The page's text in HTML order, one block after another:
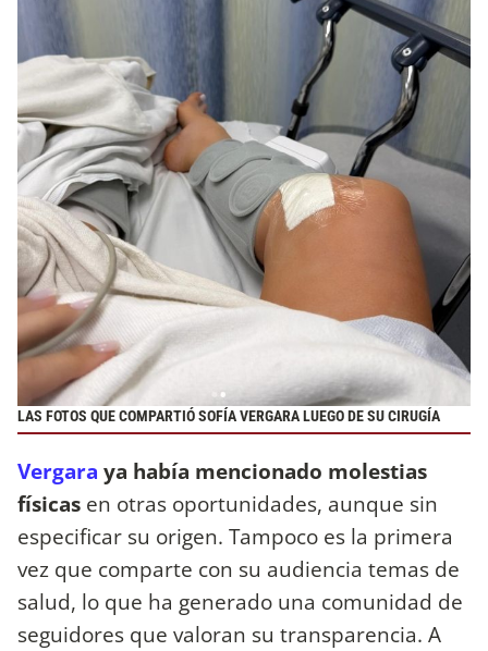
LAS FOTOS QUE COMPARTIÓ SOFÍA VERGARA LUEGO DE SU CIRUGÍA
Vergara ya había mencionado molestias
físicas en otras oportunidades, aunque sin
especificar su origen. Tampoco es la primera
vez que comparte con su audiencia temas de
salud, lo que ha generado una comunidad de
seguidores que valoran su transparencia. A